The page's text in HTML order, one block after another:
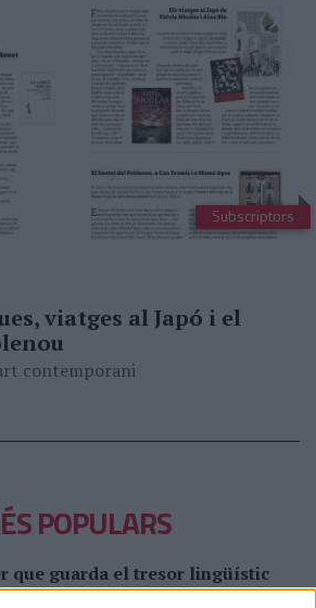
Subscriptors
viatges al Japó i el
contemporani
POPULARS
que guarda el tresor lingüístic